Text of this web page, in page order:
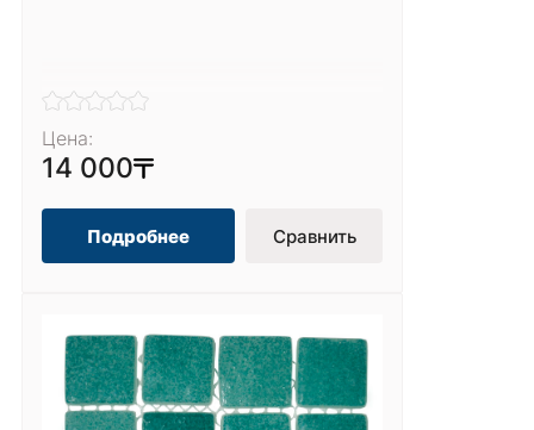
Цена:
14 000
Подробнее Сравнить